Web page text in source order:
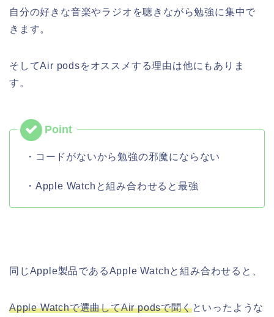
自分の好きな音楽やラジオを聴きながら勉強に集中で
きます。
そしてAir podsをオススメする理由は他にもありま
す。
・コードがないから勉強の邪魔にならない
・Apple Watchと組み合わせると最強
同じApple製品であるApple Watchと組み合わせると、
Apple Watchで選曲してAir podsで聞くといったような